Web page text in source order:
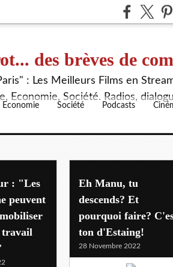
des brèves de
: Les Meilleurs Films en
Economie, Société. Radios,
Economie Société Podcasts
: "Les
peuvent
travail
Eh Manu, tu
descends? Et
pourquoi faire?
ton d'Estaing!
28 Novembre 2022